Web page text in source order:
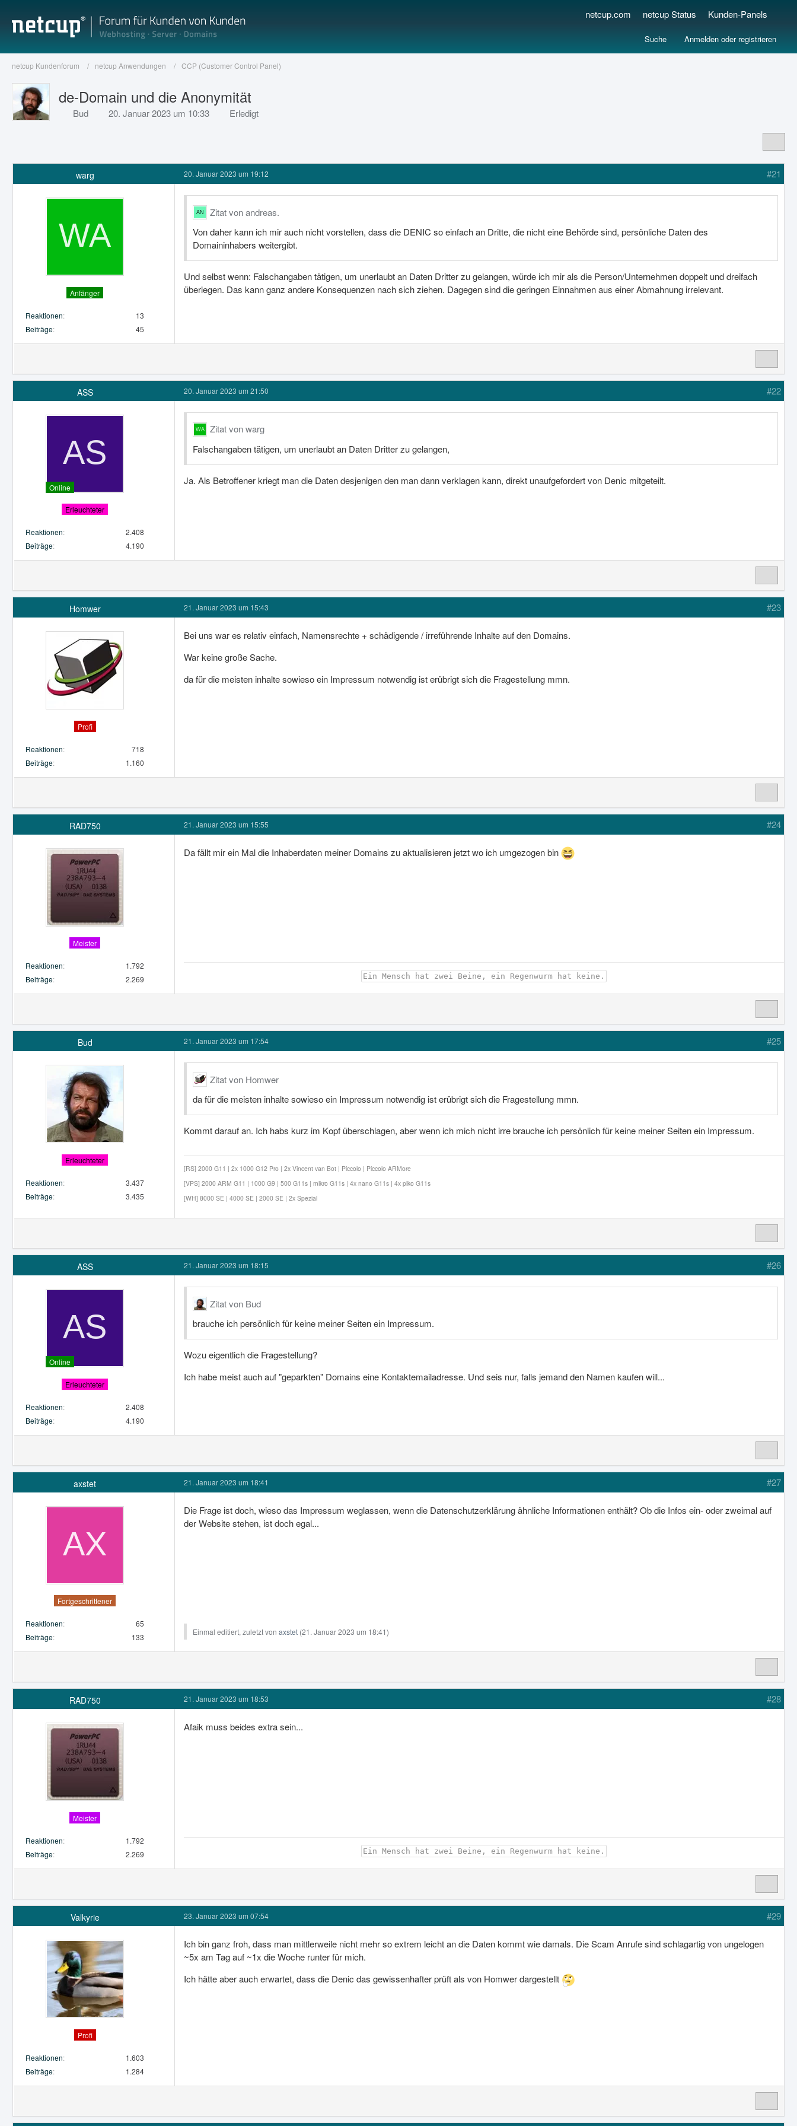
netcup.com netcup Status Kunden-Panels
Anmelden oder registrieren
Suche
netcup Kundenforum netcup Anwendungen CCP (Customer Control Panel)
de-Domain und die Anonymität
Bud 20. Januar 2023 um 10:33 Erledigt
warg
Anfänger
Reaktionen
13
Beiträge
45
20. Januar 2023 um 19:12 #21
Zitat von andreas.
Von daher kann ich mir auch nicht vorstellen, dass die DENIC so einfach an Dritte, die nicht eine Behörde sind, persönliche Daten des
Domaininhabers weitergibt.
Und selbst wenn: Falschangaben tätigen, um unerlaubt an Daten Dritter zu gelangen, würde ich mir als die Person/Unternehmen doppelt und dreifach
überlegen. Das kann ganz andere Konsequenzen nach sich ziehen. Dagegen sind die geringen Einnahmen aus einer Abmahnung irrelevant.
ASS
Online
Erleuchteter
Reaktionen
2.408
Beiträge
4.190
20. Januar 2023 um 21:50 #22
Zitat von warg
Falschangaben tätigen, um unerlaubt an Daten Dritter zu gelangen,
Ja. Als Betroffener kriegt man die Daten desjenigen den man dann verklagen kann, direkt unaufgefordert von Denic mitgeteilt.
Homwer
Profi
Reaktionen
718
Beiträge
1.160
21. Januar 2023 um 15:43 #23
Bei uns war es relativ einfach, Namensrechte + schädigende / irreführende Inhalte auf den Domains.
War keine große Sache.
da für die meisten inhalte sowieso ein Impressum notwendig ist erübrigt sich die Fragestellung mmn.
RAD750
Meister
Reaktionen
1.792
Beiträge
2.269
21. Januar 2023 um 15:55 #24
Da fällt mir ein Mal die Inhaberdaten meiner Domains zu aktualisieren jetzt wo ich umgezogen bin
Ein Mensch hat zwei Beine, ein Regenwurm hat keine.
Bud
Erleuchteter
Reaktionen
3.437
Beiträge
3.435
21. Januar 2023 um 17:54 #25
Zitat von Homwer
da für die meisten inhalte sowieso ein Impressum notwendig ist erübrigt sich die Fragestellung mmn.
Kommt darauf an. Ich habs kurz im Kopf überschlagen, aber wenn ich mich nicht irre brauche ich persönlich für keine meiner Seiten ein Impressum.
[RS] 2000 G11 | 2x 1000 G12 Pro | 2x Vincent van Bot | Piccolo | Piccolo ARMore
[VPS] 2000 ARM G11 | 1000 G9 | 500 G11s | mikro G11s | 4x nano G11s | 4x piko G11s
[WH] 8000 SE | 4000 SE | 2000 SE | 2x Spezial
ASS
Online
Erleuchteter
Reaktionen
2.408
Beiträge
4.190
21. Januar 2023 um 18:15 #26
Zitat von Bud
brauche ich persönlich für keine meiner Seiten ein Impressum.
Wozu eigentlich die Fragestellung?
Ich habe meist auch auf "geparkten" Domains eine Kontaktemailadresse. Und seis nur, falls jemand den Namen kaufen will...
axstet
Fortgeschrittener
Reaktionen
65
Beiträge
133
21. Januar 2023 um 18:41 #27
Die Frage ist doch, wieso das Impressum weglassen, wenn die Datenschutzerklärung ähnliche Informationen enthält? Ob die Infos ein- oder zweimal auf
der Website stehen, ist doch egal...
Einmal editiert, zuletzt von axstet (21. Januar 2023 um 18:41)
RAD750
Meister
Reaktionen
1.792
Beiträge
2.269
21. Januar 2023 um 18:53 #28
Afaik muss beides extra sein...
Ein Mensch hat zwei Beine, ein Regenwurm hat keine.
Valkyrie
Profi
Reaktionen
1.603
Beiträge
1.284
23. Januar 2023 um 07:54 #29
Ich bin ganz froh, dass man mittlerweile nicht mehr so extrem leicht an die Daten kommt wie damals. Die Scam Anrufe sind schlagartig von ungelogen
~5x am Tag auf ~1x die Woche runter für mich.
Ich hätte aber auch erwartet, dass die Denic das gewissenhafter prüft als von Homwer dargestellt